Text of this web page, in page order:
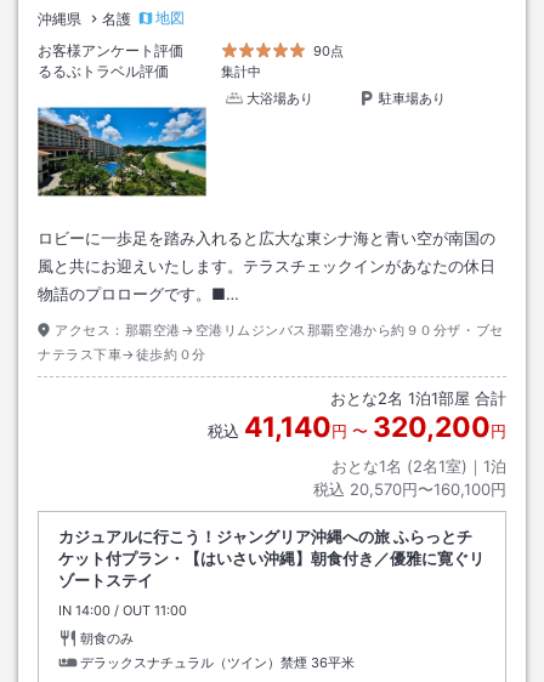
沖縄県 名護
地図
お客様アンケート評価
90点
るるぶトラベル評価
集計中
大浴場あり
駐車場あり
ロビーに一歩足を踏み入れると広大な東シナ海と青い空が南国の
風と共にお迎えいたします。テラスチェックインがあなたの休日
物語のプロローグです。■…
アクセス： 那覇空港→空港リムジンバス那覇空港から約９０分ザ・ブセ
ナテラス下車→徒歩約０分
おとな2名 1泊1部屋 合計
税込 41,140円 〜 320,200円
おとな1名 (2名1室)｜ 1泊
税込 20,570円〜160,100円
カジュアルに行こう！ジャングリア沖縄への旅 ふらっとチ
ケット付プラン・【はいさい沖縄】朝食付き／優雅に寛ぐリ
ゾートステイ
IN チェックイン
14:00 / OUT チェックアウト
11:00
朝食のみ
デラックスナチュラル（ツイン）禁煙 36平米